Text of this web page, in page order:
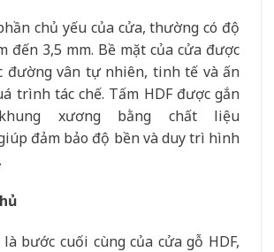
chủ yếu của cửa, thường có độ
đến 3,5 mm. Bề mặt của cửa được
đường vân tự nhiên, tinh tế và ấn
trình tác chế. Tấm HDF được gắn
xương bằng chất liệu
đảm bảo độ bền và duy trì hình
bước cuối cùng của cửa gỗ HDF,